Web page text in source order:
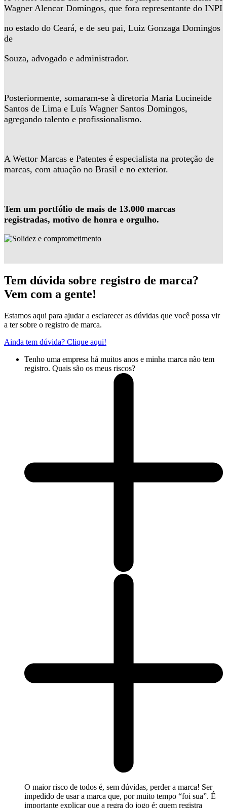
Wagner Alencar Domingos, que fora representante do INPI
no estado do Ceará, e de seu pai, Luiz Gonzaga Domingos
de
Souza, advogado e administrador.
Posteriormente, somaram-se à diretoria Maria Lucineide
Santos de Lima e Luís Wagner Santos Domingos,
agregando talento e profissionalismo.
A Wettor Marcas e Patentes é especialista na proteção de
marcas, com atuação no Brasil e no exterior.
Tem um portfólio de mais de 13.000 marcas
registradas, motivo de honra e orgulho.
Tem dúvida sobre registro de marca?
Vem com a gente!
Estamos aqui para ajudar a esclarecer as dúvidas que você possa vir
a ter sobre o registro de marca.
Ainda tem dúvida? Clique aqui!
Tenho uma empresa há muitos anos e minha marca não tem
registro. Quais são os meus riscos?
O maior risco de todos é, sem dúvidas, perder a marca! Ser
impedido de usar a marca que, por muito tempo “foi sua”. É
importante explicar que a regra do jogo é: quem registra